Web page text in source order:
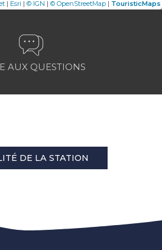
| Esri | © IGN | © OpenStreetMap | TouristicMaps
AUX QUESTIONS
DE LA STATION